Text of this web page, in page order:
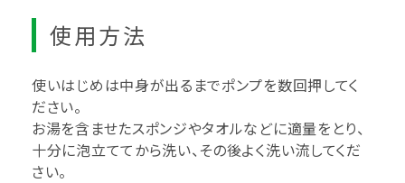
使用方法
使いはじめは中身が出るまでポンプを数回押してく
ださい。
お湯を含ませたスポンジやタオルなどに適量をとり、
十分に泡立ててから洗い、その後よく洗い流してくだ
さい。